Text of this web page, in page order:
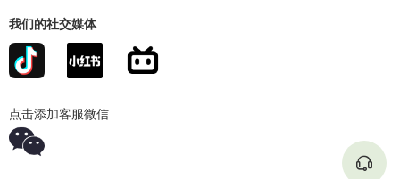
我们的社交媒体
点击添加客服微信